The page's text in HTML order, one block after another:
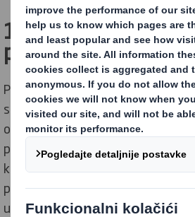
1. korak Naš
papira
Papiru za recikliranje se dodaje
se, kako bismo dobili vlaknastu
ogromnoj bačvi od nehrđajućeg
pulper. Nečistoće se uklanjaju
kako bi se osigurala proizvodnja
papira koji se može koristiti za
učinkovitosti.